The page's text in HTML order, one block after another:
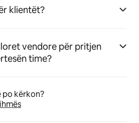
klientët?
vendore për pritjen
time?
po kërkon?